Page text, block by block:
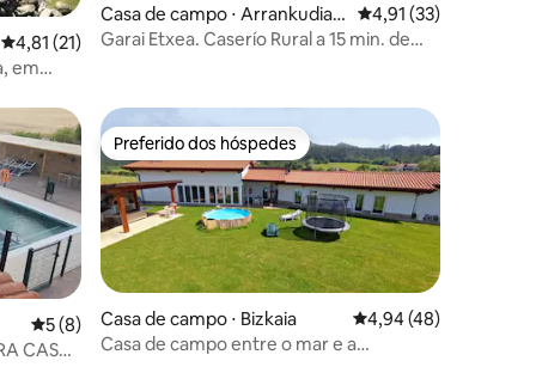
4,81 de uma avaliação média de 5, 21 avaliações
4,81 (21)
em
Casa de campo ⋅ Arrankudiag
a
4,91 de uma
4,91 (33)
Garai Etxea. Caserío Rural a 15 min. de
5 de uma avaliação média de 5, 8 avaliações
5 (8)
CASAS
Preferido dos hóspedes
Preferido dos hóspedes
Casa de campo ⋅ Bizkaia 4,94 de uma
4,94 (48)
Casa de campo entre o mar e a